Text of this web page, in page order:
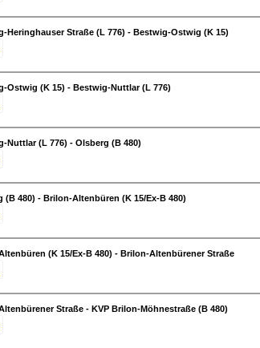
Heringhauser Straße (L 776) - Bestwig-Ostwig (K 15)
Ostwig (K 15) - Bestwig-Nuttlar (L 776)
Nuttlar (L 776) - Olsberg (B 480)
(B 480) - Brilon-Altenbüren (K 15/Ex-B 480)
(K 15/Ex-B 480) - Brilon-Altenbürener Straße
Straße - KVP Brilon-Möhnestraße (B 480)